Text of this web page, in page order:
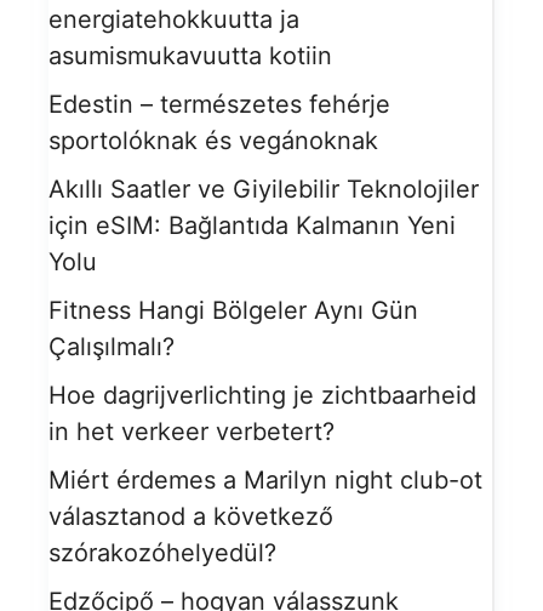
energiatehokkuutta ja
asumismukavuutta kotiin
Edestin – természetes fehérje
sportolóknak és vegánoknak
Akıllı Saatler ve Giyilebilir Teknolojiler
için eSIM: Bağlantıda Kalmanın Yeni
Yolu
Fitness Hangi Bölgeler Aynı Gün
Çalışılmalı?
Hoe dagrijverlichting je zichtbaarheid
in het verkeer verbetert?
Miért érdemes a Marilyn night club-ot
választanod a következő
szórakozóhelyedül?
Edzőcipő – hogyan válasszunk